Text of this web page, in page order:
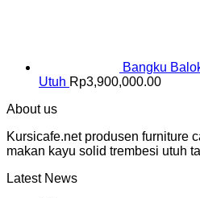
Bangku
Utuh Rp3,900,000.00
About us
Kursicafe.net produsen furniture
makan kayu solid trembesi utuh
Latest News